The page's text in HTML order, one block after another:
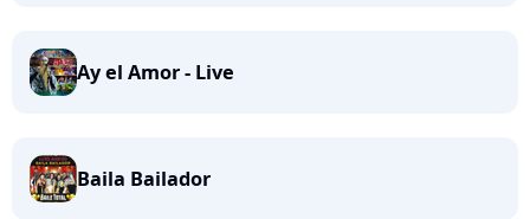
Ay el Amor - Live
Baila Bailador